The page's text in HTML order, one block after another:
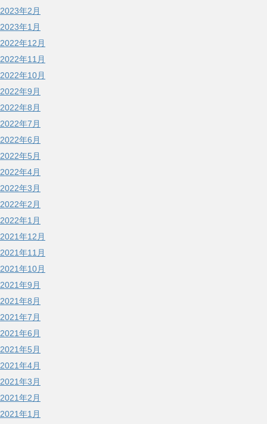
2023年2月
2023年1月
2022年12月
2022年11月
2022年10月
2022年9月
2022年8月
2022年7月
2022年6月
2022年5月
2022年4月
2022年3月
2022年2月
2022年1月
2021年12月
2021年11月
2021年10月
2021年9月
2021年8月
2021年7月
2021年6月
2021年5月
2021年4月
2021年3月
2021年2月
2021年1月